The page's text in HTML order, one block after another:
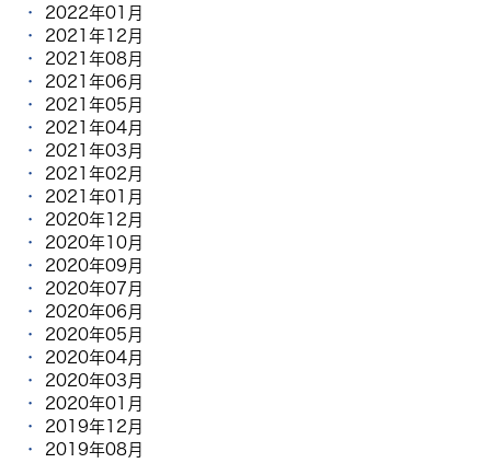
2022年01月
2021年12月
2021年08月
2021年06月
2021年05月
2021年04月
2021年03月
2021年02月
2021年01月
2020年12月
2020年10月
2020年09月
2020年07月
2020年06月
2020年05月
2020年04月
2020年03月
2020年01月
2019年12月
2019年08月